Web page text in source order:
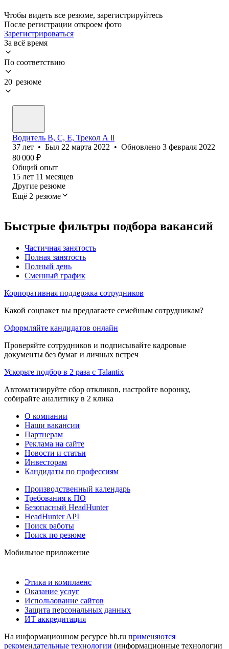
Чтобы видеть все резюме, зарегистрируйтесь
После регистрации откроем фото
Зарегистрироваться
За всё время
По соответствию
20 резюме
Водитель B, C, E, Трекол А ll
37 лет • Был 22 марта 2022 • Обновлено 3 февраля 2022
80 000 ₽
Общий опыт
15 лет 11 месяцев
Другие резюме
Ещё 2 резюме
Быстрые фильтры подбора вакансий
Частичная занятость
Полная занятость
Полный день
Сменный график
Корпоративная поддержка сотрудников
Какой соцпакет вы предлагаете семейным сотрудникам?
Оформляйте кандидатов онлайн
Проверяйте сотрудников и подписывайте кадровые
документы без бумаг и личных встреч
Ускорьте подбор в 2 раза с Talantix
Автоматизируйте сбор откликов, настройте воронку,
собирайте аналитику в 2 клика
О компании
Наши вакансии
Партнерам
Реклама на сайте
Новости и статьи
Инвесторам
Кандидаты по профессиям
Производственный календарь
Требования к ПО
Безопасный HeadHunter
HeadHunter API
Поиск работы
Поиск по резюме
Мобильное приложение
Этика и комплаенс
Оказание услуг
Использование сайтов
Защита персональных данных
ИТ аккредитация
На информационном ресурсе hh.ru применяются
рекомендательные технологии (информационные технологии